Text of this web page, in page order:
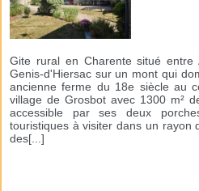
Gite rural en Charente situé entre
Genis-d'Hiersac sur un mont qui
ancienne ferme du 18e siècle au
village de Grosbot avec 1300 m²
accessible par ses deux
touristiques à visiter dans un rayon
des[...]